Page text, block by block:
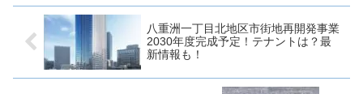
いきましょう！【2021年1月18
な、西友東大宮店についてい
八重洲一丁目北地区市街地再開発事業
2030年度完成予定！テナントは？最
新情報も！